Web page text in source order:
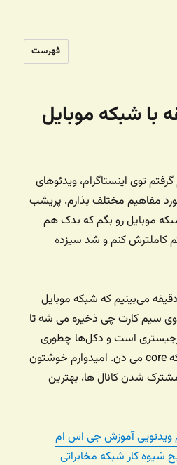
فهرست
با شبکه موبایل
توی اینستاگرام، ویدئوهای
مفاهیم مختلف بذارم. پریشب
موبایل رو بگم که بدک هم
کاملترش کنم و شد سیزده
می‌بینیم که شبکه موبایل
روی سیم کارت چی ذخیره می شه تا
است و دکل‌ها چطوری
اطلاعاتشون رو تحویل شبکه core می دن. امیدوارم خوشتون
شدن کانال ها، بهترین
ویدئویی آموزش جی اس ام
شیوه کار شبکه مخابراتی